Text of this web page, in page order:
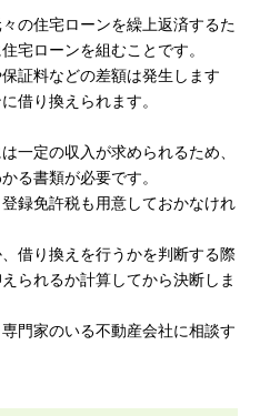
の住宅ローンを繰上返済するた
宅ローンを組むことです。
証料などの差額は発生します
借り換えられます。
一定の収入が求められるため、
る書類が必要です。
録免許税も用意しておかなけれ
借り換えを行うかを判断する際
られるか計算してから決断しま
門家のいる不動産会社に相談す